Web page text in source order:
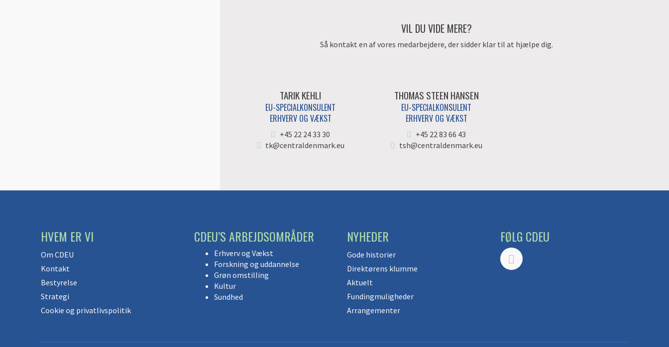
VIL DU VIDE MERE?
Så kontakt en af vores medarbejdere, der sidder klar til at hjælpe dig.
TARIK KEHLI
EU-SPECIALKONSULENT
ERHVERV OG VÆKST
+45 22 24 33 30
tk@centraldenmark.eu
THOMAS STEEN HANSEN
EU-SPECIALKONSULENT
ERHVERV OG VÆKST
+45 22 83 66 43
tsh@centraldenmark.eu
HVEM ER VI
Om CDEU
Kontakt
Bestyrelse
Strategi
Cookie og privatlivspolitik
CDEU’S ARBEJDSOMRÅDER
Erhverv og Vækst
Forskning og uddannelse
Grøn omstilling
Kultur
Sundhed
NYHEDER
Gode historier
Direktørens klumme
Aktuelt
Fundingmuligheder
Arrangementer
FØLG CDEU